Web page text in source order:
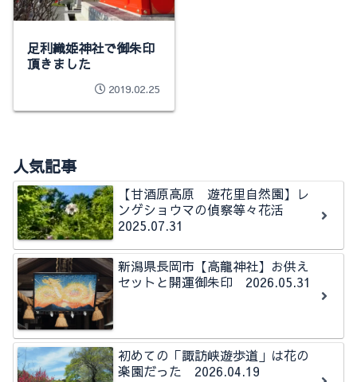
足利織姫神社で御朱印
頂きました
2019.02.25
人気記事
【甘酒原高原 遊花里自然園】レ
ンゲショウマの偵察等々花活
2025.07.31
新潟県長岡市【高龍神社】お供え
セットと開運御朱印 2026.05.31
初めての「諏訪峡遊歩道」は花の
楽園だった 2026.04.19